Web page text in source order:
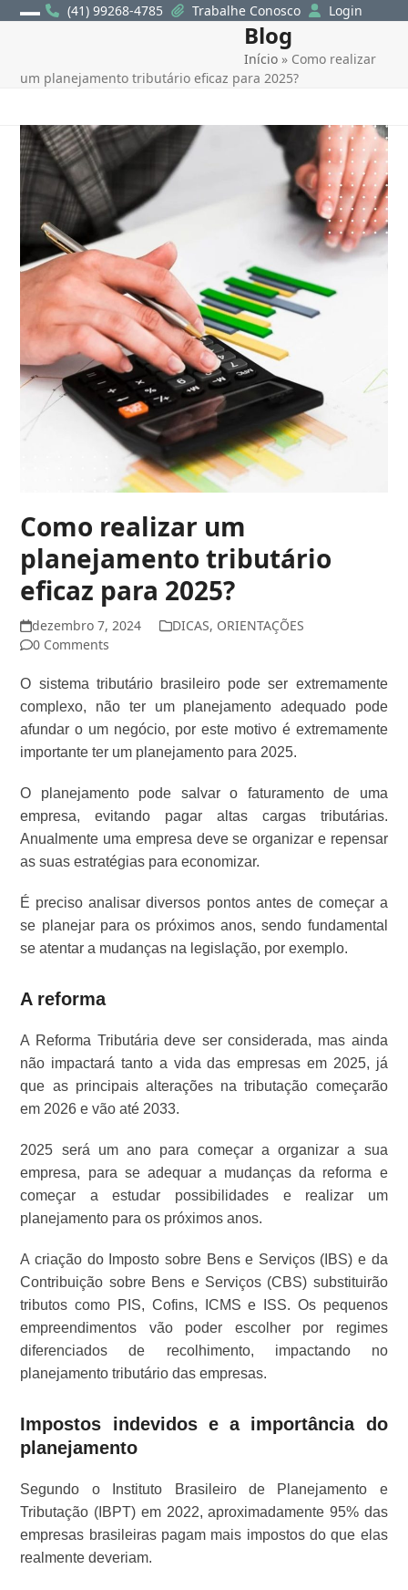
Skip
(41) 99268-4785 Trabalhe Conosco Login
menu
menu
Blog
Início » Como realizar
um planejamento tributário eficaz para 2025?
Como realizar um
planejamento tributário
eficaz para 2025?
dezembro 7, 2024 DICAS, ORIENTAÇÕES
0 Comments
O sistema tributário brasileiro pode ser extremamente
complexo, não ter um planejamento adequado pode
afundar o um negócio, por este motivo é extremamente
importante ter um planejamento para 2025.
O planejamento pode salvar o faturamento de uma
empresa, evitando pagar altas cargas tributárias.
Anualmente uma empresa deve se organizar e repensar
as suas estratégias para economizar.
É preciso analisar diversos pontos antes de começar a
se planejar para os próximos anos, sendo fundamental
se atentar a mudanças na legislação, por exemplo.
A reforma
A Reforma Tributária deve ser considerada, mas ainda
não impactará tanto a vida das empresas em 2025, já
que as principais alterações na tributação começarão
em 2026 e vão até 2033.
2025 será um ano para começar a organizar a sua
empresa, para se adequar a mudanças da reforma e
começar a estudar possibilidades e realizar um
planejamento para os próximos anos.
A criação do Imposto sobre Bens e Serviços (IBS) e da
Contribuição sobre Bens e Serviços (CBS) substituirão
tributos como PIS, Cofins, ICMS e ISS. Os pequenos
empreendimentos vão poder escolher por regimes
diferenciados de recolhimento, impactando no
planejamento tributário das empresas.
Impostos indevidos e a importância do
planejamento
Segundo o Instituto Brasileiro de Planejamento e
Tributação (IBPT) em 2022, aproximadamente 95% das
empresas brasileiras pagam mais impostos do que elas
realmente deveriam.